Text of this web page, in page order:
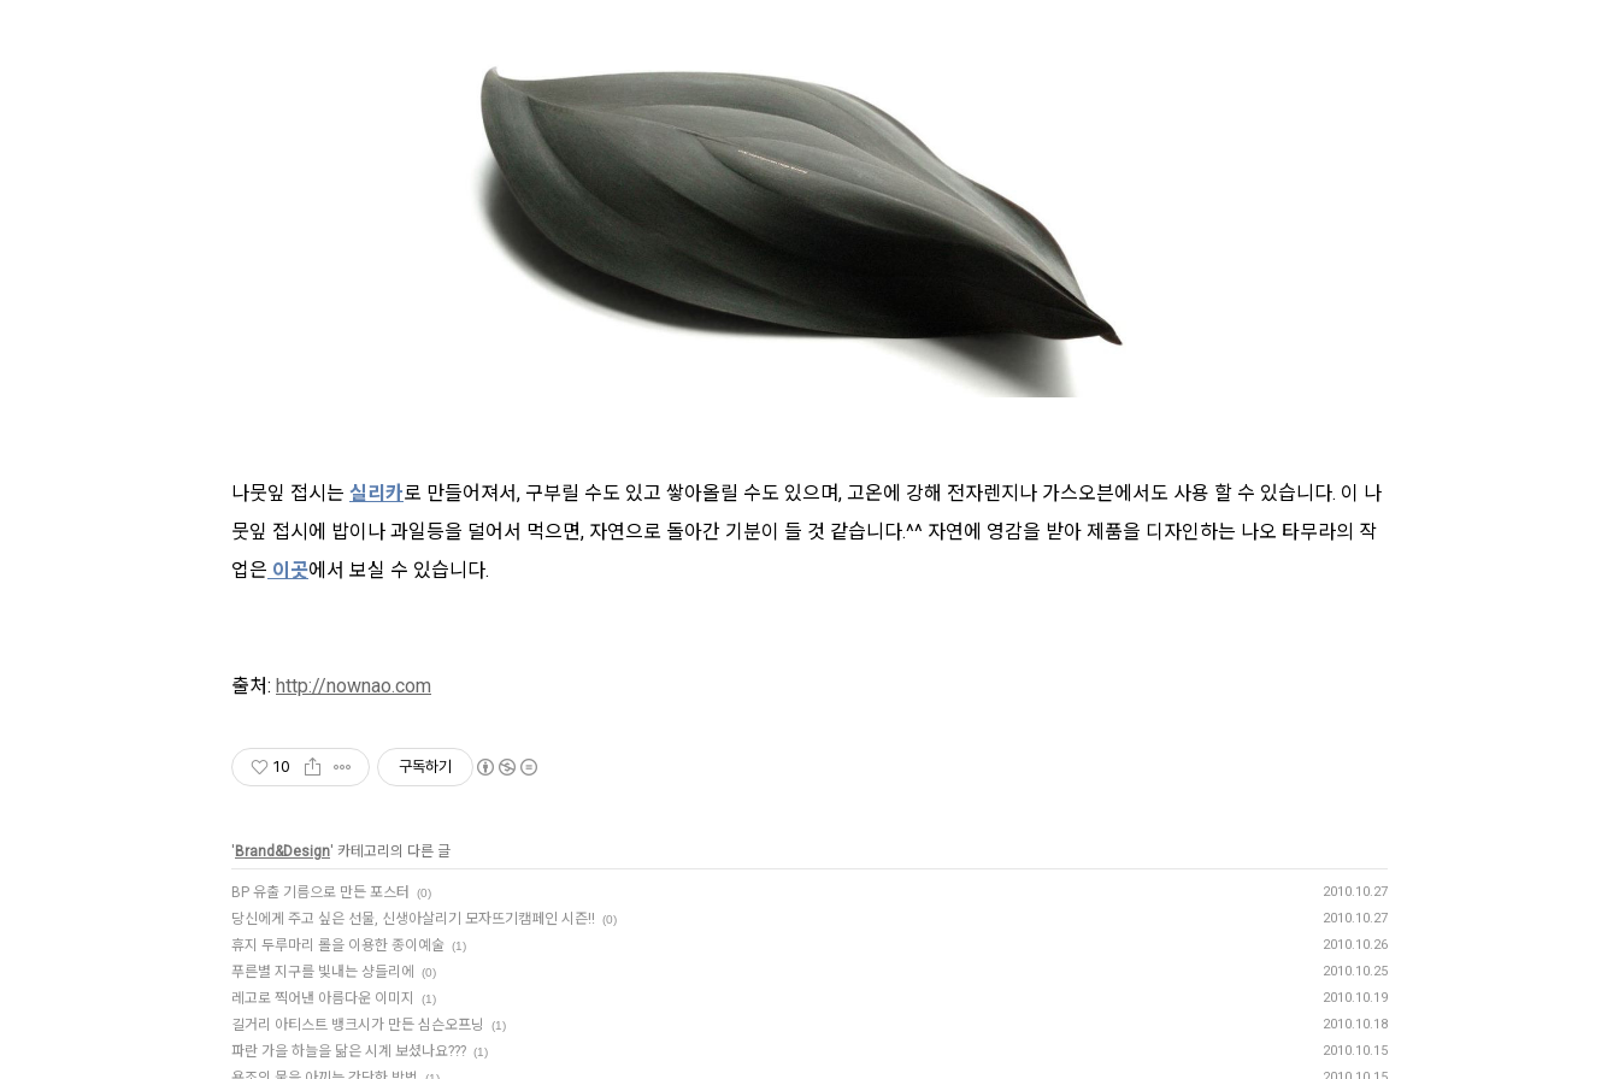
나뭇잎 접시는 실리카로 만들어져서, 구부릴 수도 있고 쌓아올릴 수도 있으며, 고온에 강해 전자렌지나 가스오븐에서도 사용 할 수 있습니다. 이 나
뭇잎 접시에 밥이나 과일등을 덜어서 먹으면, 자연으로 돌아간 기분이 들 것 같습니다.^^ 자연에 영감을 받아 제품을 디자인하는 나오 타무라의 작
업은 이곳에서 보실 수 있습니다.
출처: http://nownao.com
10 구독하기
' Brand&Design' 카테고리의 다른 글
BP 유출 기름으로 만든 포스터 (0) 2010.10.27
당신에게 주고 싶은 선물, 신생아살리기 모자뜨기캠페인 시즌!! (0) 2010.10.27
휴지 두루마리 롤을 이용한 종이예술 (1) 2010.10.26
푸른별 지구를 빛내는 샹들리에 (0) 2010.10.25
레고로 찍어낸 아름다운 이미지 (1) 2010.10.19
길거리 아티스트 뱅크시가 만든 심슨오프닝 (1) 2010.10.18
파란 가을 하늘을 닮은 시계 보셨나요??? (1) 2010.10.15